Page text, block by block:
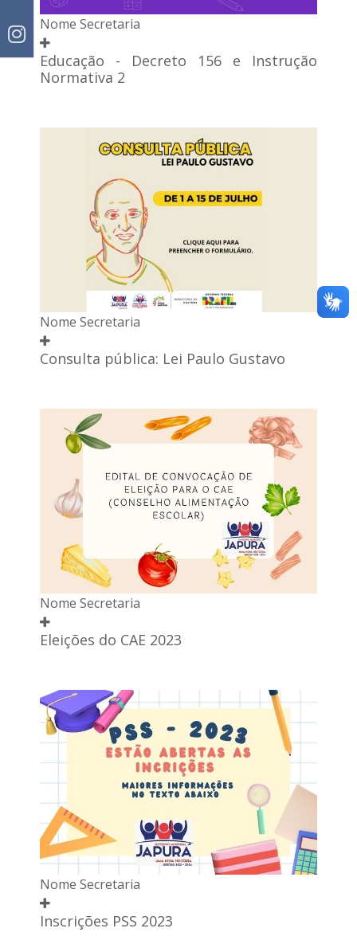
Nome Secretaria
Educação - Decreto 156 e Instrução
Normativa 2
Nome Secretaria
Consulta pública: Lei Paulo Gustavo
Nome Secretaria
Eleições do CAE 2023
Nome Secretaria
Inscrições PSS 2023